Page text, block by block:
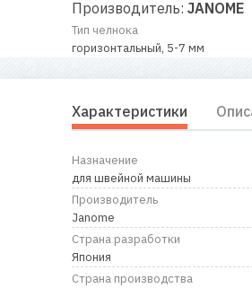
Производитель: JANOME
Тип челнока
горизонтальный, 5-7 мм
Характеристики
Назначение
для швейной машины
Производитель
Janome
Страна разработки
Япония
Страна производства